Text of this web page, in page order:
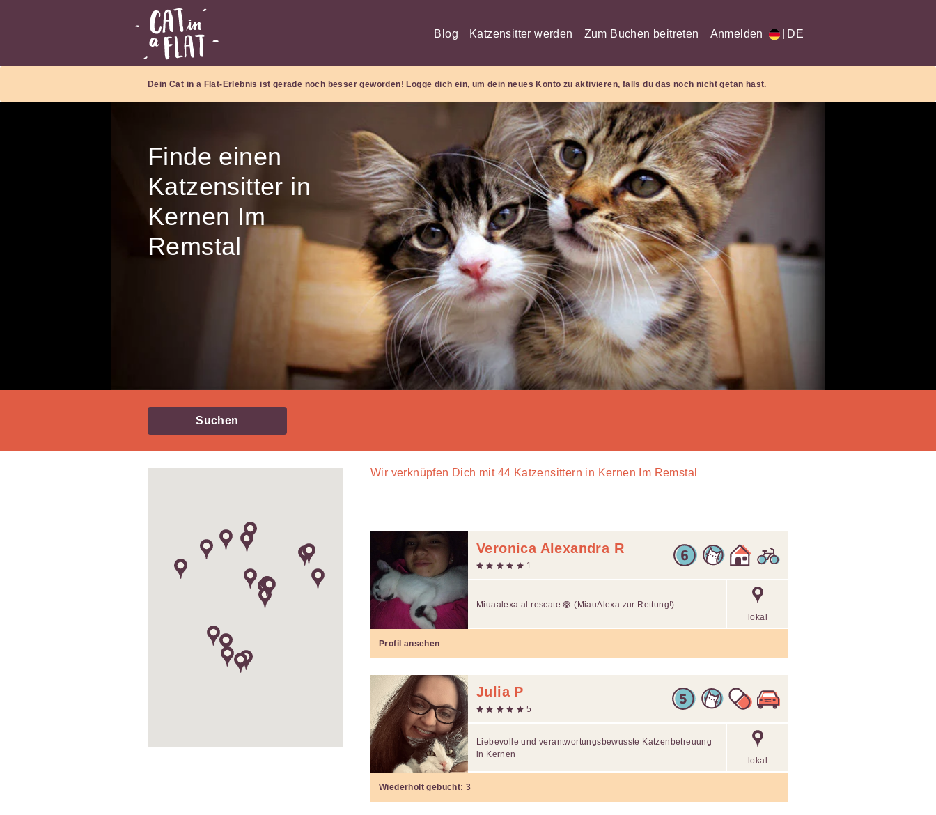
Blog Katzensitter werden Zum Buchen beitreten Anmelden DE
Dein Cat in a Flat-Erlebnis ist gerade noch besser geworden!Logge dich ein, um dein neues Konto zu aktivieren, falls du das noch nicht getan hast.
Finde einen
Katzensitter in
Kernen Im
Remstal
Suchen
Wir verknüpfen Dich mit 44 Katzensittern in Kernen Im Remstal
Veronica Alexandra R
1
lokal
Miuaalexa al rescate 🛟 (MiauAlexa zur Rettung!)
Profil ansehen
Julia P
5
lokal
Liebevolle und verantwortungsbewusste Katzenbetreuung
in Kernen
Wiederholt gebucht:3